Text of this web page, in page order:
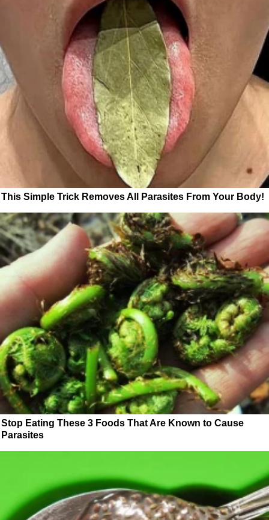
This Simple Trick Removes All Parasites From Your Body!
Stop Eating These 3 Foods That Are Known to Cause
Parasites